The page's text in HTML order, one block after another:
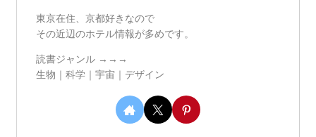
東京在住、京都好きなので
その近辺のホテル情報が多めです。
読書ジャンル →→→
生物｜科学｜宇宙｜デザイン